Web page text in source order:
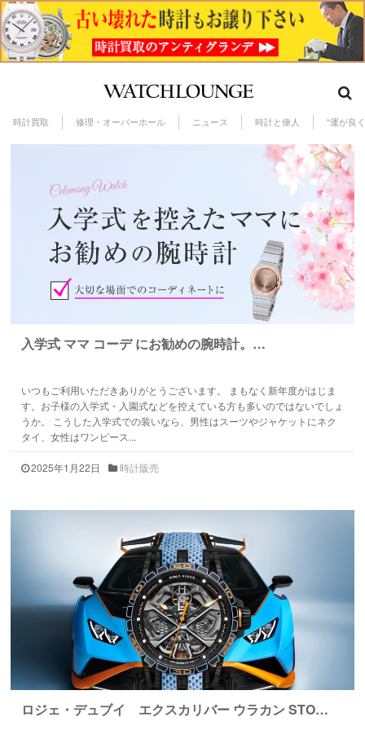
時計買取 修理・オーバーホール ニュース 時計と偉人 “運が良
入学式 ママ コーデ にお勧めの腕時計。…
いつもご利用いただきありがとうございます。 まもなく新年度がはじま
す。お子様の入学式・入園式などを控えている方も多いのではないでしょ
うか。 こうした入学式での装いなら、男性はスーツやジャケットにネク
タイ、女性はワンピース...
2025年1月22日 時計販売
ロジェ・デュブイ エクスカリバー ウラカン STO…